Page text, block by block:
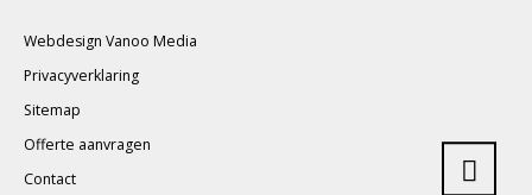
Webdesign Vanoo Media
Privacyverklaring
Sitemap
Offerte aanvragen
Contact